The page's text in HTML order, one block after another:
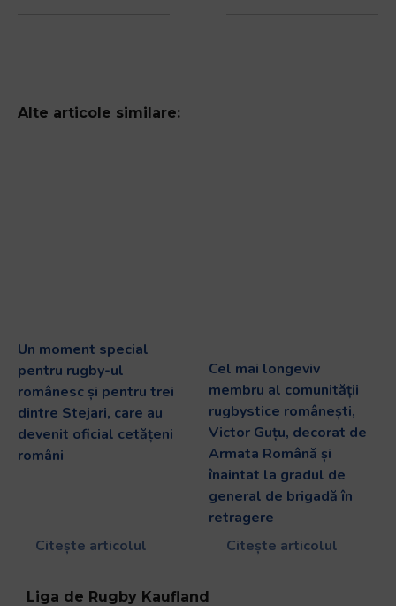
Alte articole similare:
Un moment special
pentru rugby-ul
românesc și pentru trei
dintre Stejari, care au
devenit oficial cetățeni
români
Citește articolul
Cel mai longeviv
membru al comunității
rugbystice românești,
Victor Guțu, decorat de
Armata Română și
înaintat la gradul de
general de brigadă în
retragere
Citește articolul
Liga de Rugby Kaufland